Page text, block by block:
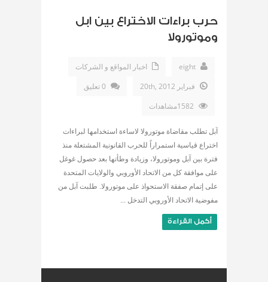
حرب براءات الاختراع بين ابل
وموتورولا
eight
اخبار المواقع و الشركات
فبراير 20th, 2012
0 تعليق
آبل تطلب مقاضاة موتورولا لاساءة استخدامها لبراءات
اختراع قياسية استمراراً للحرب القانونية المشتعلة منذ
فترة بين آبل وموتورولا، وزيادة وطأتها بعد حصول غوغل
على موافقة كل من الاتحاد الأوروبي والولايات المتحدة
على إتمام صفقة الاستحواذ على موتورولا. طلبت آبل من
مفوضية الاتحاد الأوروبي التدخل ...
أكمل القراءة